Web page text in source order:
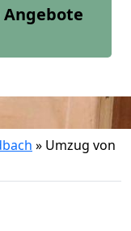
» Umzug von